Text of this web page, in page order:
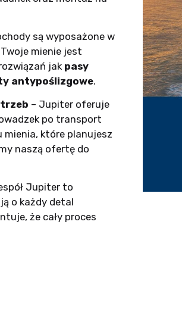
są wyposażone w
mienie jest
jak pasy
antypoślizgowe.
– Jupiter oferuje
po transport
mienia, które planujesz
naszą ofertę do
Jupiter to
o każdy detal
że cały proces